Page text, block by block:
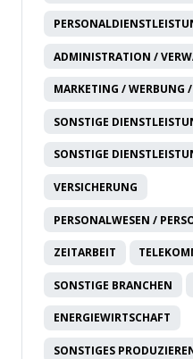
ADMINISTRATION /
MARKETING / WERBUNG
SONSTIGE
SONSTIGE
VERSICHERUNG
PERSONALWESEN /
ZEITARBEIT
SONSTIGE BRANCHEN
ENERGIEWIRTSCHAFT
SONSTIGES